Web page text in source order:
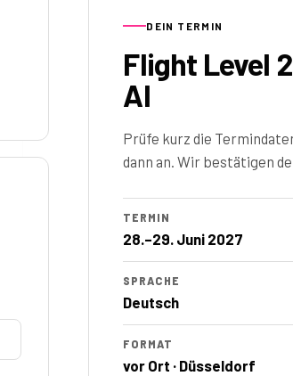
DEIN TERMIN
Flight Level
AI
Prüfe kurz die
dann an. Wir bestätigen
TERMIN
28.–29. Juni 2027
SPRACHE
Deutsch
FORMAT
vor Ort · Düsseldorf